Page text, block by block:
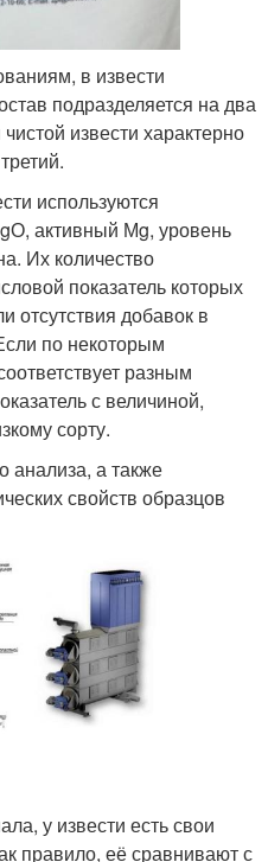
в извести
подразделяется на два
извести характерно
используются
активный Мg, уровень
Их количество
показатель которых
отсутствия добавок в
по некоторым
разным
с величиной,
сорту.
анализа, а также
свойств образцов
у извести есть свои
правило, её сравнивают с